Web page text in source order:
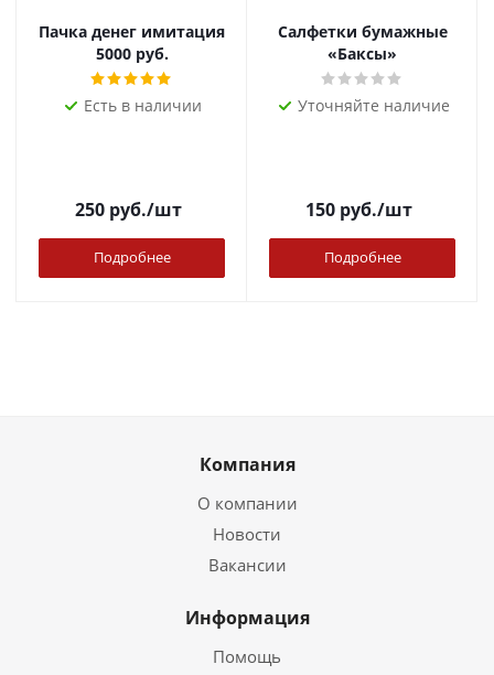
Пачка денег имитация
5000 руб.
Есть в наличии
250руб./шт
Подробнее
Салфетки бумажные
«Баксы»
Уточняйте наличие
150руб./шт
Подробнее
Компания
О компании
Новости
Вакансии
Информация
Помощь